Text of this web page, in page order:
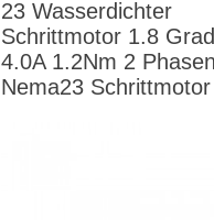
23 Wasserdichter
Schrittmotor 1.8 Grad
4.0A 1.2Nm 2
Nema23 Schrittmotor